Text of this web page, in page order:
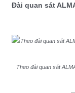
Đài quan sát
Theo đài quan sát